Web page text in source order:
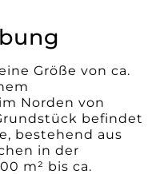
Größe von ca.
Norden von
befindet
bestehend aus
in der
m² bis ca.